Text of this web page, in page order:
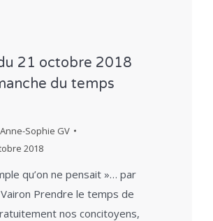
21 octobre 2018
du temps
Anne-Sophie GV
2018
qu’on ne pensait »… par
Prendre le temps de
nos concitoyens,